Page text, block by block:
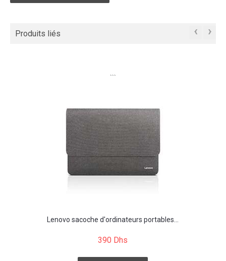
Produits liés ‹ ›
```
Lenovo sacoche d'ordinateurs portables...
390 Dhs